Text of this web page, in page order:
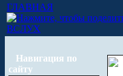
ГЛАВНАЯ
ВСЛУХ
Навигация по
сайту